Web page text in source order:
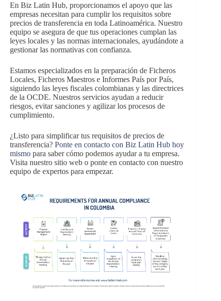
En Biz Latin Hub, proporcionamos el apoyo que las
empresas necesitan para cumplir los requisitos sobre
precios de transferencia en toda Latinoamérica. Nuestro
equipo se asegura de que tus operaciones cumplan las
leyes locales y las normas internacionales, ayudándote a
gestionar las normativas con confianza.
Estamos especializados en la preparación de Ficheros
Locales, Ficheros Maestros e Informes País por País,
siguiendo las leyes fiscales colombianas y las directrices
de la OCDE. Nuestros servicios ayudan a reducir
riesgos, evitar sanciones y agilizar los procesos de
cumplimiento.
¿Listo para simplificar tus requisitos de precios de
transferencia? Ponte en contacto con Biz Latin Hub hoy
mismo para saber cómo podemos ayudar a tu empresa.
Visita nuestro sitio web o ponte en contacto con nuestro
equipo de expertos para empezar.